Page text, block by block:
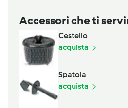
Accessori che ti
Cestello
acquista
Spatola
acquista